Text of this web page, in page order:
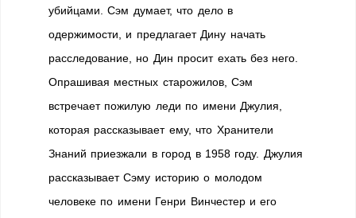
убийцами. Сэм думает, что дело в
одержимости, и предлагает Дину начать
расследование, но Дин просит ехать без него.
Опрашивая местных старожилов, Сэм
встречает пожилую леди по имени Джулия,
которая рассказывает ему, что Хранители
Знаний приезжали в город в 1958 году. Джулия
рассказывает Сэму историю о молодом
человеке по имени Генри Винчестер и его